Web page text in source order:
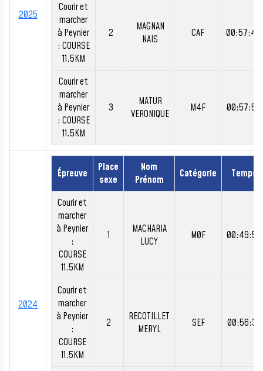
2025
Courir et
marcher
à Peynier
: COURSE
11.5KM
2
MAGNAN
NAIS
CAF 00:57:44
Courir et
marcher
à Peynier
: COURSE
11.5KM
3
MATUR
VERONIQUE
M4F 00:57:58
2024
Épreuve
Place
sexe
Nom
Prénom
Catégorie Temps
Courir et
marcher
à Peynier
:
COURSE
11.5KM
1
MACHARIA
LUCY
M0F 00:49:52
Courir et
marcher
à Peynier
:
COURSE
11.5KM
2
RECOTILLET
MERYL
SEF 00:56:37